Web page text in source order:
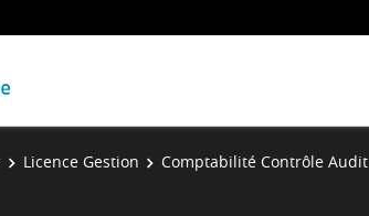
Licence Gestion Comptabilité Contrôle Audit